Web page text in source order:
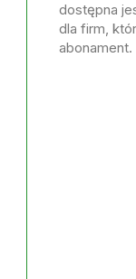
dostępna
dla firm,
abonament.